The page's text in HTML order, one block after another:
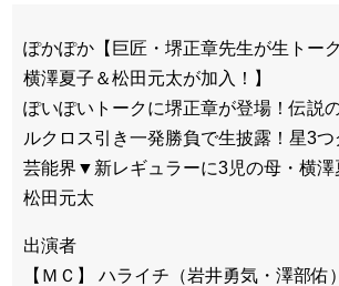
ぽかぽか【巨匠・堺正章先生が生トー
横澤夏子＆松田元太が加入！】
ぽいぽいトークに堺正章が登場！伝説
ルクロス引き一発勝負で生披露！星3
芸能界▼新レギュラーに3児の母・横澤
松田元太
出演者
【ＭＣ】 ハライチ（岩井勇気・澤部